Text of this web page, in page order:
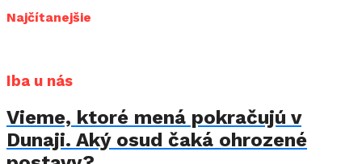
Najčítanejšie
Iba u nás
Vieme, ktoré mená pokračujú v
Dunaji. Aký osud čaká ohrozené